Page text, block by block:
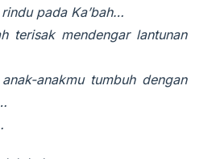
pada Ka’bah…
terisak mendengar lantunan
anakmu tumbuh dengan